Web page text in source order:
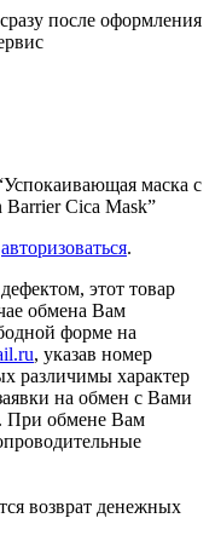
после оформления
маска с
Cica Mask”
авторизоваться.
этот товар
обмена Вам
форме на
, указав номер
различимы характер
на обмен с Вами
При обмене Вам
возврат денежных